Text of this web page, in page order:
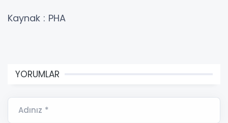
Kaynak : PHA
YORUMLAR
Adınız *